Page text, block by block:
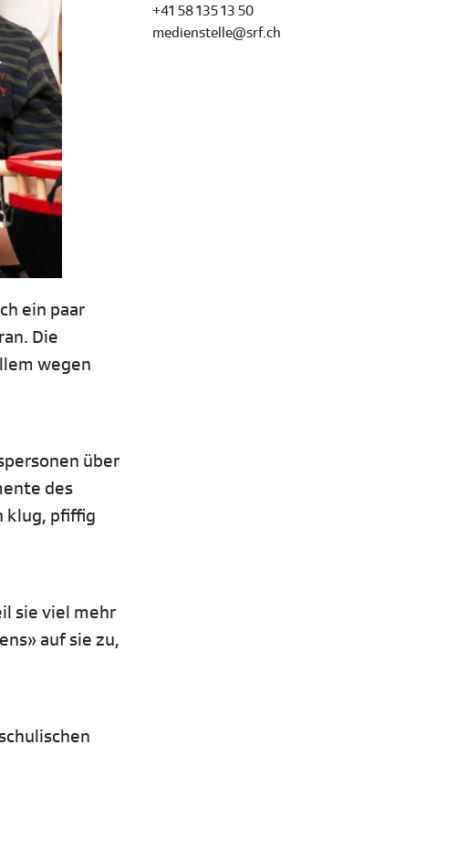
ein paar
Die
wegen
über
des
klug, pfiffig
sie viel mehr
auf sie zu,
+41 58 135 13 50
medienstelle@srf.ch